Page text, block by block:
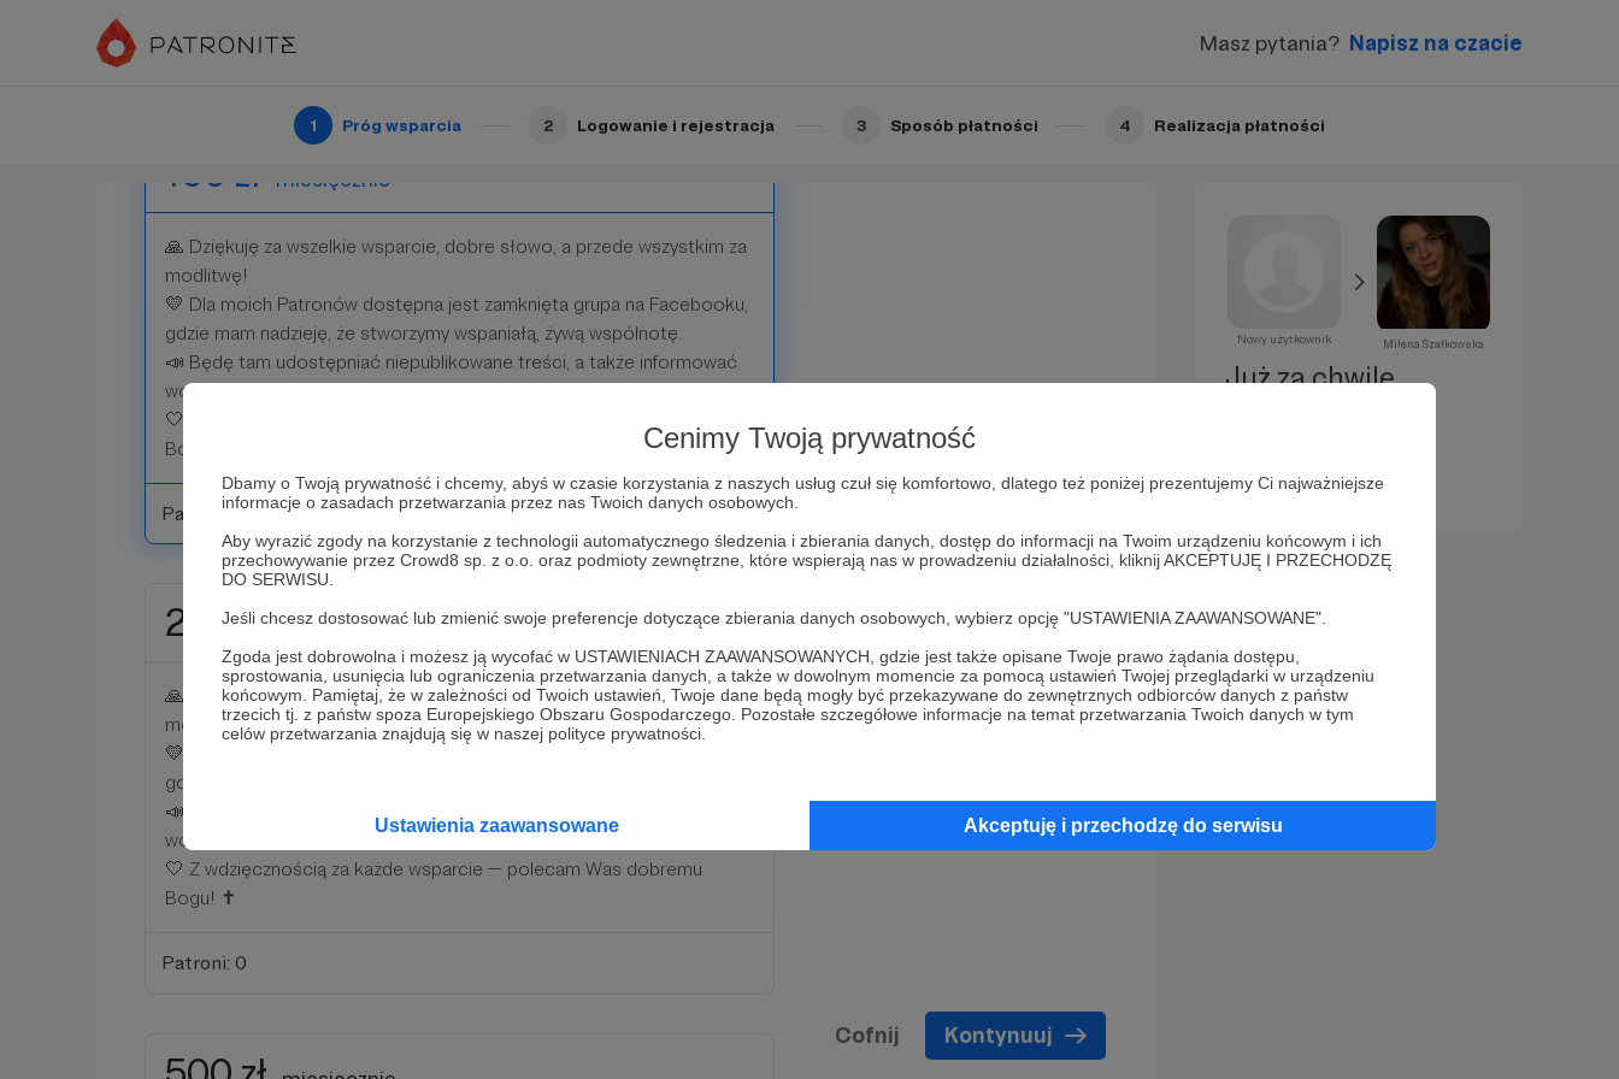
Cenimy Twoją prywatność
Dbamy o Twoją prywatność i chcemy, abyś w czasie korzystania z naszych usług czuł się komfortowo, dlatego też poniżej prezentujemy Ci najważniejsze
informacje o zasadach przetwarzania przez nas Twoich danych osobowych.
Aby wyrazić zgody na korzystanie z technologii automatycznego śledzenia i zbierania danych, dostęp do informacji na Twoim urządzeniu końcowym i ich
przechowywanie przez Crowd8 sp. z o.o. oraz podmioty zewnętrzne, które wspierają nas w prowadzeniu działalności, kliknij AKCEPTUJĘ I PRZECHODZĘ
DO SERWISU.
Jeśli chcesz dostosować lub zmienić swoje preferencje dotyczące zbierania danych osobowych, wybierz opcję "USTAWIENIA ZAAWANSOWANE".
Zgoda jest dobrowolna i możesz ją wycofać w USTAWIENIACH ZAAWANSOWANYCH, gdzie jest także opisane Twoje prawo żądania dostępu,
sprostowania, usunięcia lub ograniczenia przetwarzania danych, a także w dowolnym momencie za pomocą ustawień Twojej przeglądarki w urządzeniu
końcowym. Pamiętaj, że w zależności od Twoich ustawień, Twoje dane będą mogły być przekazywane do zewnętrznych odbiorców danych z państw
trzecich tj. z państw spoza Europejskiego Obszaru Gospodarczego. Pozostałe szczegółowe informacje na temat przetwarzania Twoich danych w tym
celów przetwarzania znajdują się w naszej polityce prywatności.
Ustawienia zaawansowane Akceptuję i przechodzę do serwisu
Masz pytania? Napisz na czacie
1 Próg wsparcia 2 Logowanie i rejestracja 3 Sposób płatności 4 Realizacja płatności
100 zł miesięcznie
🙏 Dziękuję za wszelkie wsparcie, dobre słowo, a przede wszystkim za
modlitwę!
💛 Dla moich Patronów dostępna jest zamknięta grupa na Facebooku,
gdzie mam nadzieję, że stworzymy wspaniałą, żywą wspólnotę.
📣 Będę tam udostępniać niepublikowane treści, a także informować
wcześniej o wydarzeniach i miejscach mojej posługi.
🤍 Z wdzięcznością za każde wsparcie — polecam Was dobremu
Bogu! ✝️
Patroni: 9
250 zł miesięcznie
🙏 Dziękuję za wszelkie wsparcie, dobre słowo, a przede wszystkim za
modlitwę!
💛 Dla moich Patronów dostępna jest zamknięta grupa na Facebooku,
gdzie mam nadzieję, że stworzymy wspaniałą, żywą wspólnotę.
📣 Będę tam udostępniać niepublikowane treści, a także informować
wcześniej o wydarzeniach i miejscach mojej posługi.
🤍 Z wdzięcznością za każde wsparcie — polecam Was dobremu
Bogu! ✝️
Patroni: 0
Cofnij Kontynuuj
Nowy użytkownik Milena Szałkowska
Już za chwilę